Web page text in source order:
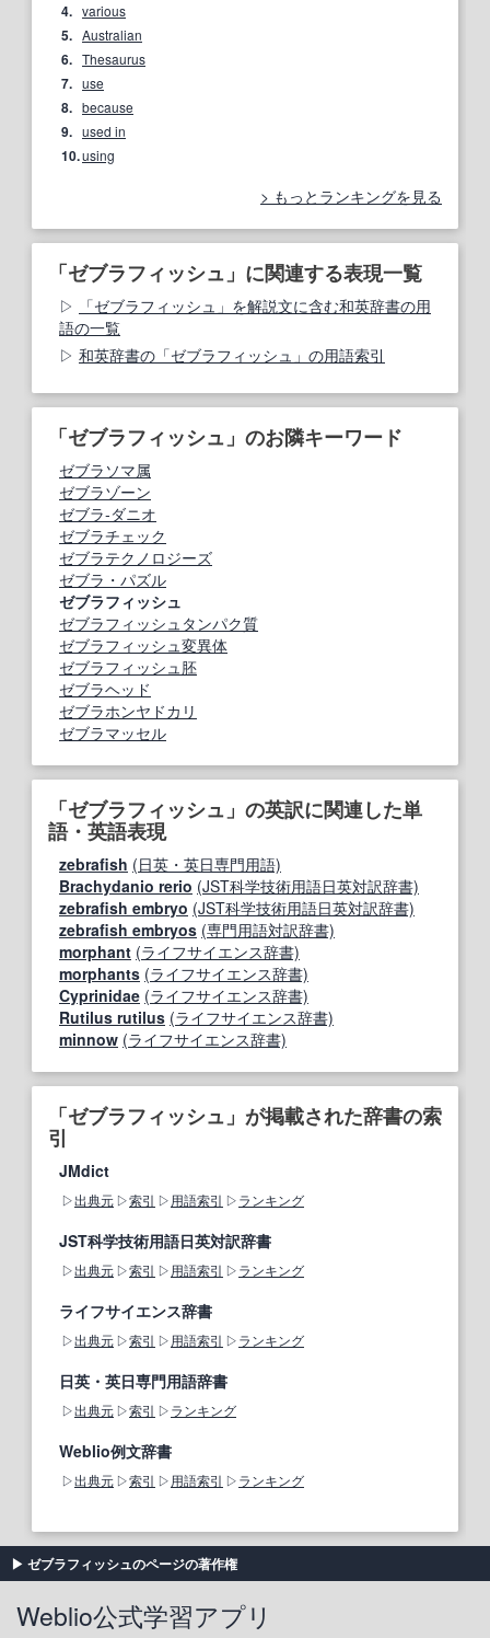
4. various
5. Australian
6. Thesaurus
7. use
8. because
9. used in
10.using
もっとランキングを見る
「ゼブラフィッシュ」に関連する表現一覧
「ゼブラフィッシュ」を解説文に含む和英辞書の用
語の一覧
和英辞書の「ゼブラフィッシュ」の用語索引
「ゼブラフィッシュ」のお隣キーワード
ゼブラソマ属
ゼブラゾーン
ゼブラ‐ダニオ
ゼブラチェック
ゼブラテクノロジーズ
ゼブラ・パズル
ゼブラフィッシュ
ゼブラフィッシュタンパク質
ゼブラフィッシュ変異体
ゼブラフィッシュ胚
ゼブラヘッド
ゼブラホンヤドカリ
ゼブラマッセル
「ゼブラフィッシュ」の英訳に関連した単
語・英語表現
zebrafish (日英・英日専門用語)
Brachydanio rerio (JST科学技術用語日英対訳辞書)
zebrafish embryo (JST科学技術用語日英対訳辞書)
zebrafish embryos (専門用語対訳辞書)
morphant (ライフサイエンス辞書)
morphants (ライフサイエンス辞書)
Cyprinidae (ライフサイエンス辞書)
Rutilus rutilus (ライフサイエンス辞書)
minnow (ライフサイエンス辞書)
「ゼブラフィッシュ」が掲載された辞書の索
引
JMdict
出典元 索引 用語索引 ランキング
JST科学技術用語日英対訳辞書
出典元 索引 用語索引 ランキング
ライフサイエンス辞書
出典元 索引 用語索引 ランキング
日英・英日専門用語辞書
出典元 索引 ランキング
Weblio例文辞書
出典元 索引 用語索引 ランキング
ゼブラフィッシュのページの著作権
Weblio公式学習アプリ